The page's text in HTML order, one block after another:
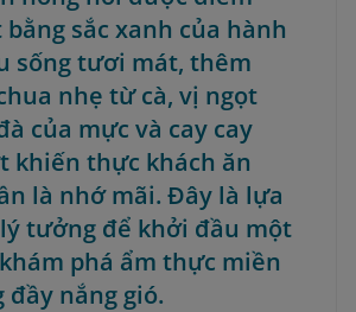
sắc xanh của hành
sống tươi mát, thêm
nhẹ từ cà, vị ngọt
của mực và cay cay
khiến thực khách ăn
là nhớ mãi. Đây là lựa
tưởng để khởi đầu một
phá ẩm thực miền
đầy nắng gió.